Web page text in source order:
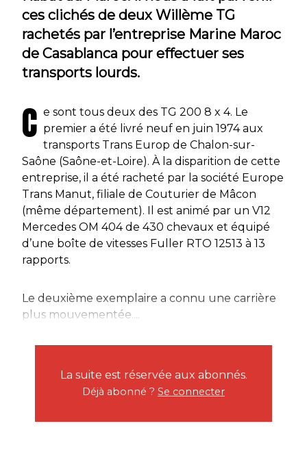
ces clichés de deux Willème TG
rachetés par l’entreprise Marine Maroc
de Casablanca pour effectuer ses
transports lourds.
C e sont tous deux des TG 200 8 x 4. Le
premier a été livré neuf en juin 1974 aux
transports Trans Europ de Chalon-sur-
Saône (Saône-et-Loire). À la disparition de cette
entreprise, il a été racheté par la société Europe
Trans Manut, filiale de Couturier de Mâcon
(même département). Il est animé par un V12
Mercedes OM 404 de 430 chevaux et équipé
d’une boîte de vitesses Fuller RTO 12513 à 13
rapports.
Le deuxième exemplaire a connu une carrière
plus mouvementée....
La suite est réservée aux abonnés.
Déjà abonné ? Se connecter